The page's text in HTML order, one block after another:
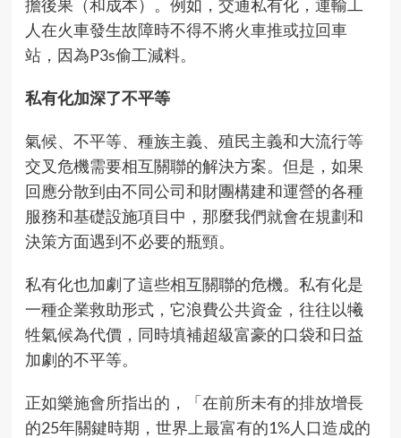
擔後果（和成本）。例如，交通私有化，運輸工
人在火車發生故障時不得不將火車推或拉回車
站，因為P3s偷工減料。
私有化加深了不平等
氣候、不平等、種族主義、殖民主義和大流行等
交叉危機需要相互關聯的解決方案。但是，如果
回應分散到由不同公司和財團構建和運營的各種
服務和基礎設施項目中，那麼我們就會在規劃和
決策方面遇到不必要的瓶頸。
私有化也加劇了這些相互關聯的危機。私有化是
一種企業救助形式，它浪費公共資金，往往以犧
牲氣候為代價，同時填補超級富豪的口袋和日益
加劇的不平等。
正如樂施會所指出的 ，「在前所未有的排放增長
的25年關鍵時期，世界上最富有的1%人口造成的